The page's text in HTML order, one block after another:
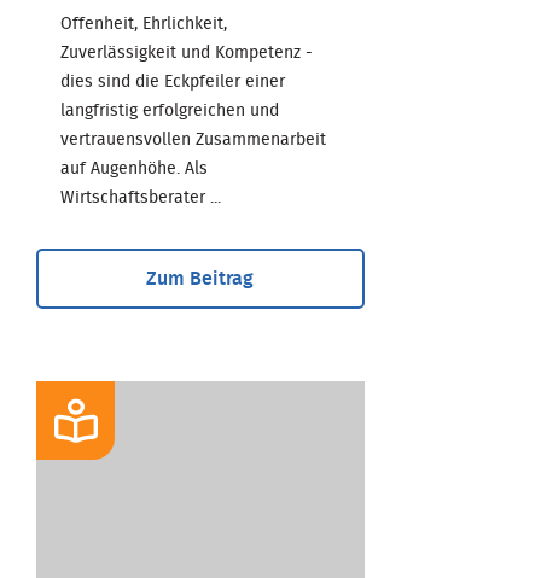
Offenheit, Ehrlichkeit,
Zuverlässigkeit und Kompetenz -
dies sind die Eckpfeiler einer
langfristig erfolgreichen und
vertrauensvollen Zusammenarbeit
auf Augenhöhe. Als
Wirtschaftsberater ...
Zum Beitrag